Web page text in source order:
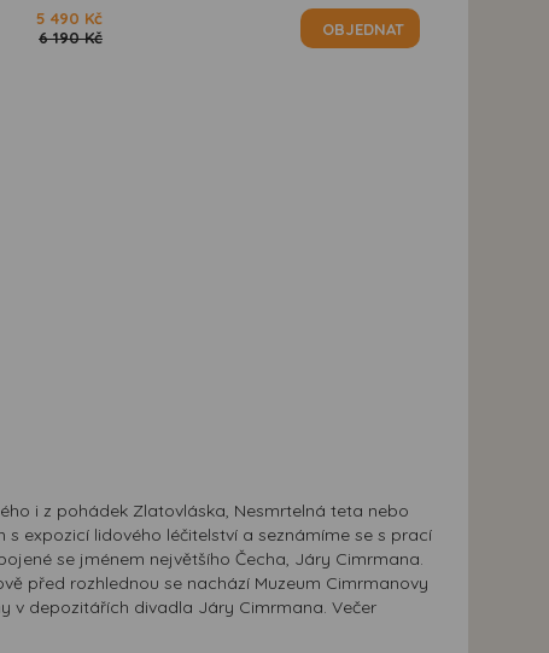
5 490 Kč
6 190 Kč
OBJEDNAT
i z pohádek Zlatovláska, Nesmrtelná teta nebo
s expozicí lidového léčitelství a seznámíme se s prací
se jménem největšího Čecha, Járy Cimrmana.
před rozhlednou se nachází Muzeum Cimrmanovy
v depozitářích divadla Járy Cimrmana. Večer